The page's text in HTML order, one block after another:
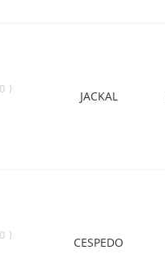
0 )
JACKAL
0 )
CESPEDO